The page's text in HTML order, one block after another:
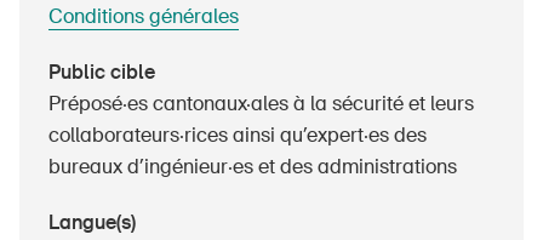
Contact et conseil
Conditions générales
Public cible
Préposé·es cantonaux·ales à la sécurité et leurs
collaborateurs·rices ainsi qu’expert·es des
bureaux d’ingénieur·es et des administrations
Langue(s)